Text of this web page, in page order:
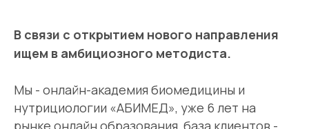
В связи с открытием нового направления
ищем в амбициозного методиста.
Мы - онлайн-академия биомедицины и
нутрициологии «АБИМЕД», уже 6 лет на
рынке онлайн образования, база клиентов -